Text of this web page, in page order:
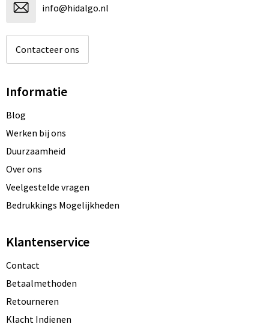
info@hidalgo.nl
Contacteer ons
Informatie
Blog
Werken bij ons
Duurzaamheid
Over ons
Veelgestelde vragen
Bedrukkings Mogelijkheden
Klantenservice
Contact
Betaalmethoden
Retourneren
Klacht Indienen